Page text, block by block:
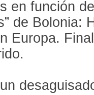
en función
de Bolonia:
Europa.